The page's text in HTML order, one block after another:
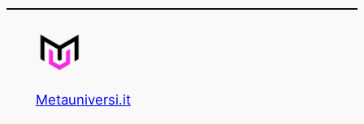
Metauniversi.it